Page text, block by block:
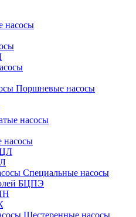
насосы
Поршневые насосы
насосы
насосы
Специальные насосы
БЦПЭ
Шестеренные насосы